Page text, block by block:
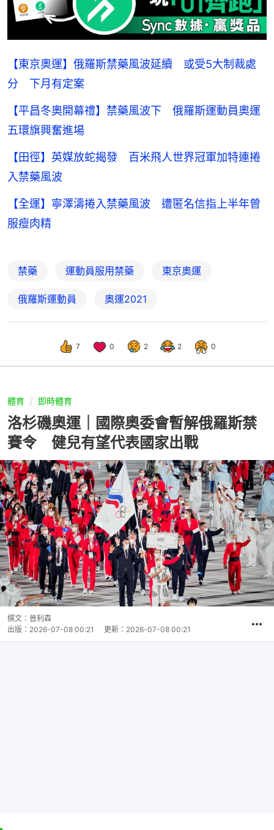
【東京奧運】俄羅斯禁藥風波延續 或受5大制裁處
分 下月有定案
【平昌冬奧開幕禮】禁藥風波下 俄羅斯運動員奧運
五環旗興奮進場
【田徑】英媒放蛇揭發 百米飛人世界冠軍加特連捲
入禁藥風波
【全運】寧澤濤捲入禁藥風波 遭匿名信指上半年曾
服瘦肉精
禁藥 運動員服用禁藥 東京奧運
俄羅斯運動員 奧運2021
7 0 2 2 0
體育 即時體育
洛杉磯奧運｜國際奧委會暫解俄羅斯禁
賽令 健兒有望代表國家出戰
撰文： 普利森
出版： 2026-07-08 00:21 更新： 2026-07-08 00:21